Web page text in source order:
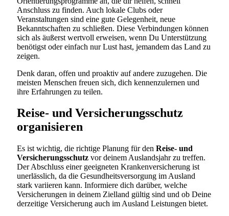
Anschluss zu finden. Auch lokale Clubs oder
Veranstaltungen sind eine gute Gelegenheit, neue
Bekanntschaften zu schließen. Diese Verbindungen können
sich als äußerst wertvoll erweisen, wenn Du Unterstützung
benötigst oder einfach nur Lust hast, jemandem das Land zu
zeigen.
Denk daran, offen und proaktiv auf andere zuzugehen. Die
meisten Menschen freuen sich, dich kennenzulernen und
ihre Erfahrungen zu teilen.
Reise- und Versicherungsschutz
organisieren
Es ist wichtig, die richtige Planung für den Reise- und
Versicherungsschutz vor deinem Auslandsjahr zu treffen.
Der Abschluss einer geeigneten Krankenversicherung ist
unerlässlich, da die Gesundheitsversorgung im Ausland
stark variieren kann. Informiere dich darüber, welche
Versicherungen in deinem Zielland gültig sind und ob Deine
derzeitige Versicherung auch im Ausland Leistungen bietet.